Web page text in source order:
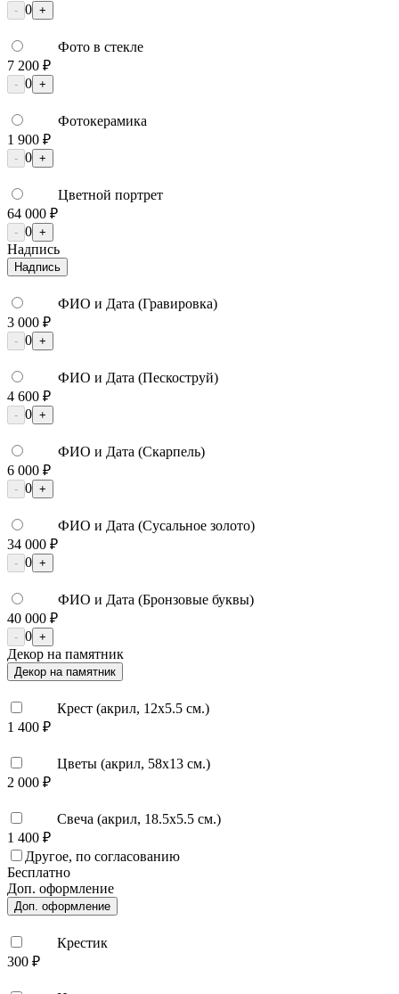
- 0 +
Фото в стекле
7 200 ₽
- 0 +
Фотокерамика
1 900 ₽
- 0 +
Цветной портрет
64 000 ₽
- 0 +
Надпись
Надпись
ФИО и Дата (Гравировка)
3 000 ₽
- 0 +
ФИО и Дата (Пескоструй)
4 600 ₽
- 0 +
ФИО и Дата (Скарпель)
6 000 ₽
- 0 +
ФИО и Дата (Сусальное золото)
34 000 ₽
- 0 +
ФИО и Дата (Бронзовые буквы)
40 000 ₽
- 0 +
Декор на памятник
Декор на памятник
Крест (акрил, 12х5.5 см.)
1 400 ₽
Цветы (акрил, 58х13 см.)
2 000 ₽
Свеча (акрил, 18.5х5.5 см.)
1 400 ₽
Другое, по согласованию
Бесплатно
Доп. оформление
Доп. оформление
Крестик
300 ₽